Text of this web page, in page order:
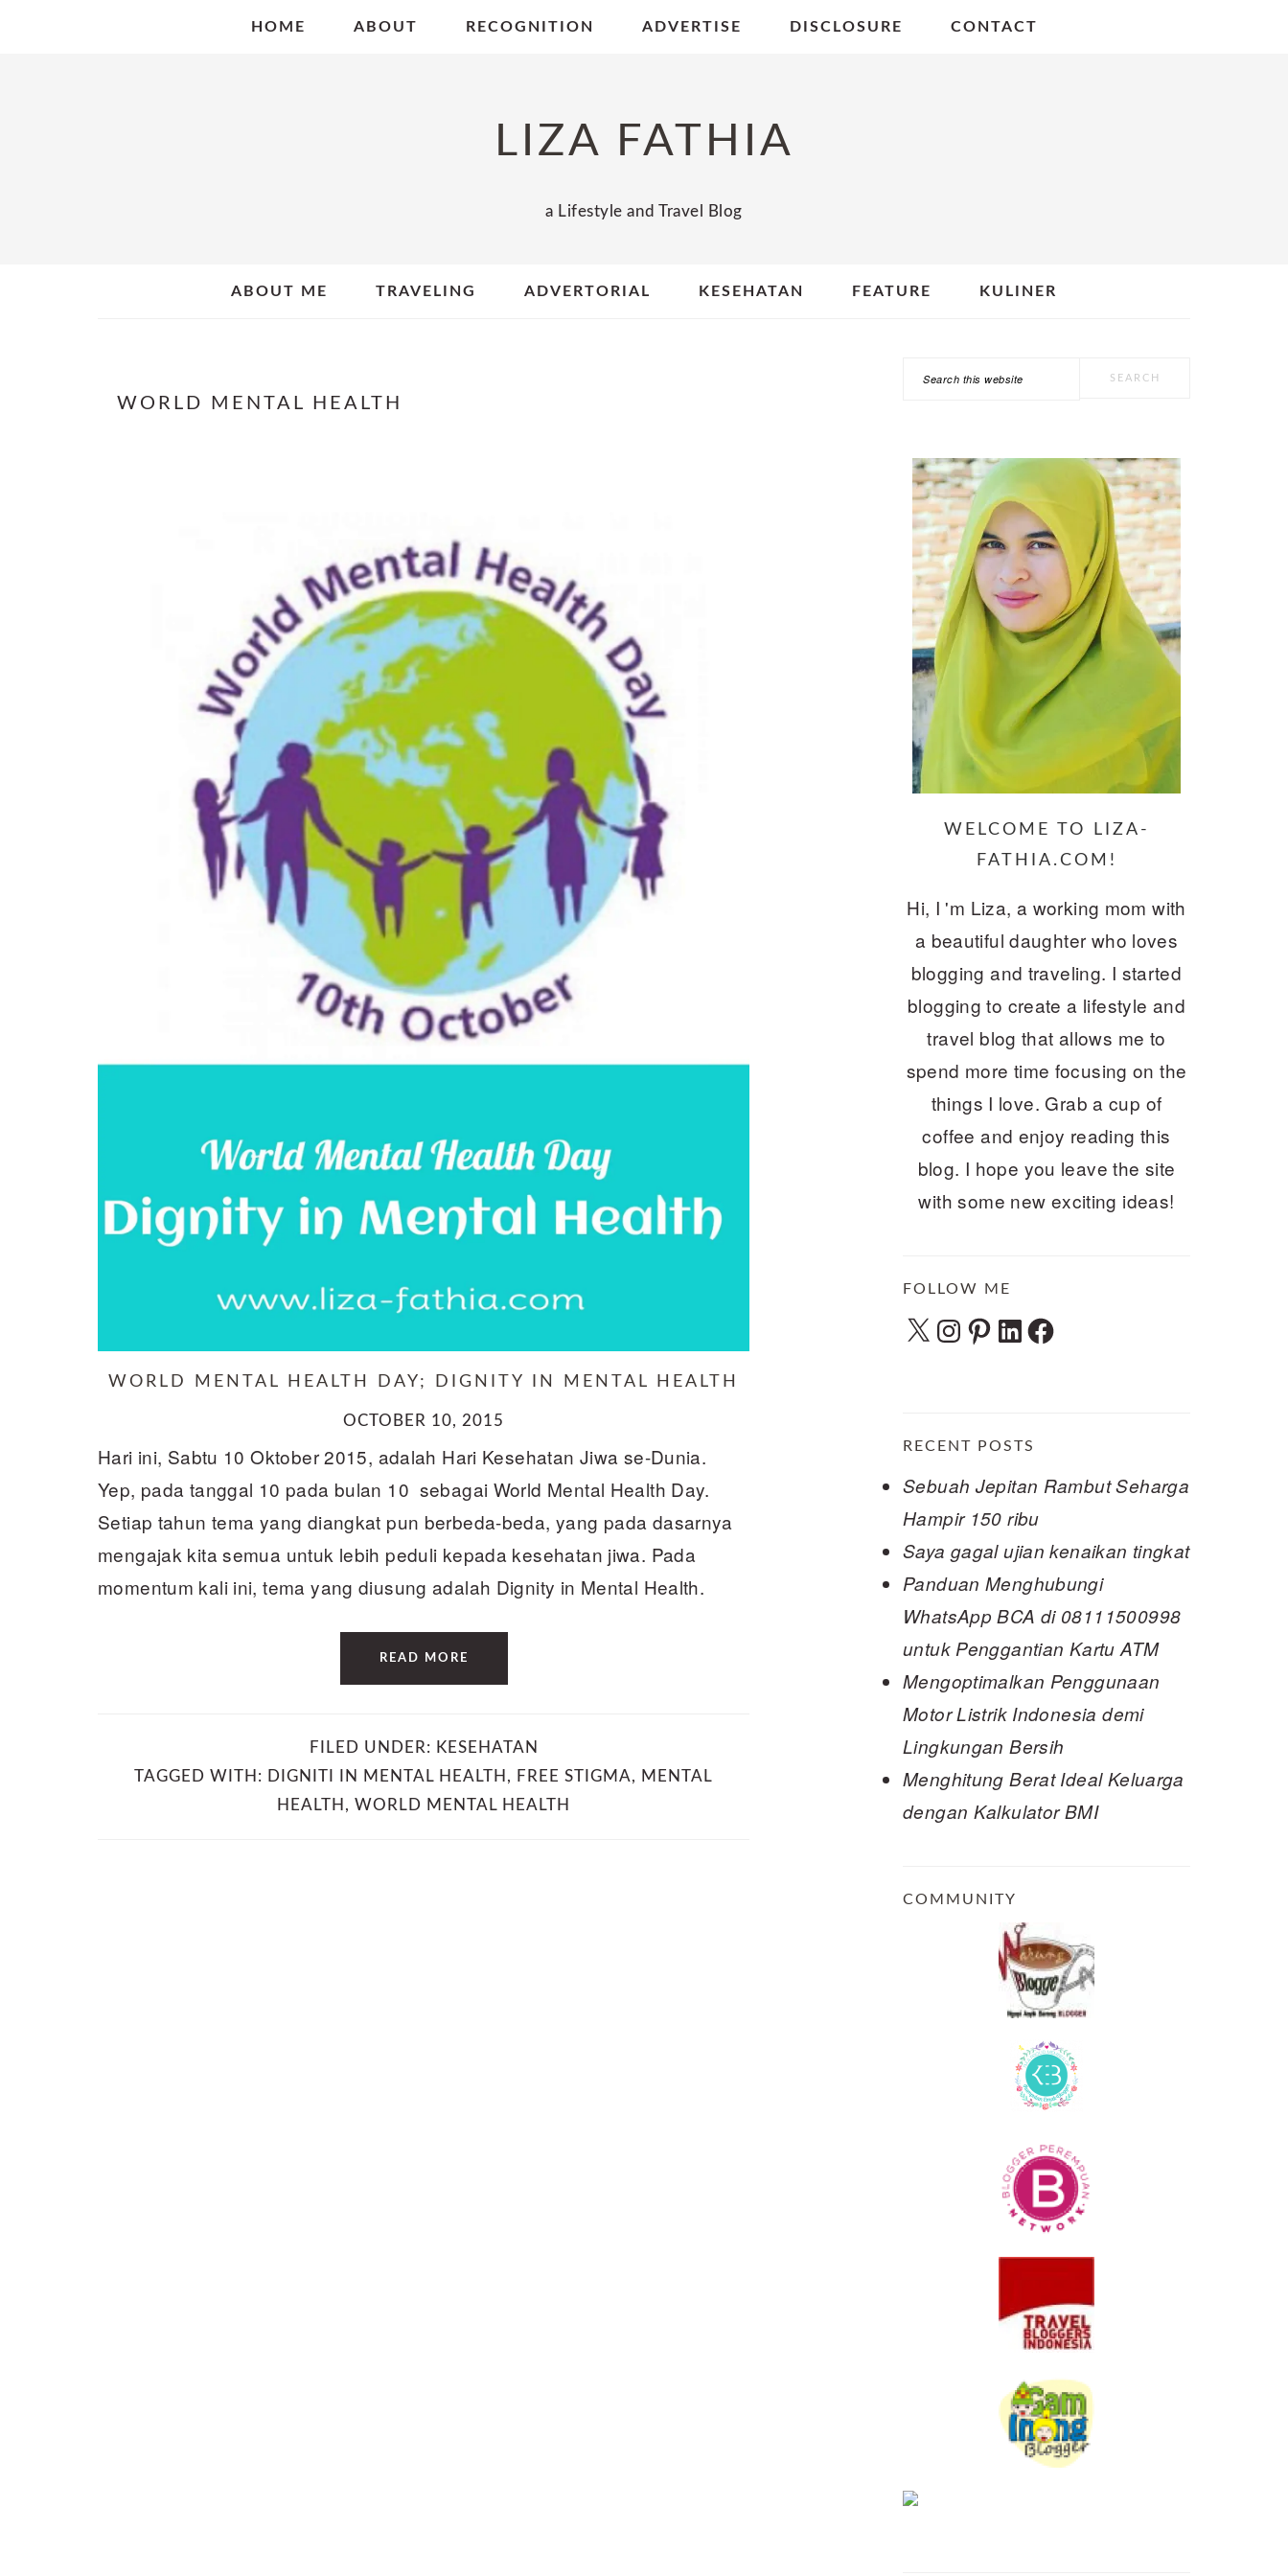
HOME ABOUT RECOGNITION ADVERTISE DISCLOSURE CONTACT
LIZA FATHIA
a Lifestyle and Travel Blog
ABOUT ME TRAVELING ADVERTORIAL KESEHATAN FEATURE KULINER
WORLD MENTAL HEALTH
WORLD MENTAL HEALTH DAY; DIGNITY IN MENTAL HEALTH
OCTOBER 10, 2015
Hari ini, Sabtu 10 Oktober 2015, adalah Hari Kesehatan Jiwa se-Dunia.
Yep, pada tanggal 10 pada bulan 10 sebagai World Mental Health Day.
Setiap tahun tema yang diangkat pun berbeda-beda, yang pada dasarnya
mengajak kita semua untuk lebih peduli kepada kesehatan jiwa. Pada
momentum kali ini, tema yang diusung adalah Dignity in Mental Health.
READ MORE
FILED UNDER: KESEHATAN
TAGGED WITH: DIGNITI IN MENTAL HEALTH , FREE STIGMA, MENTAL
HEALTH , WORLD MENTAL HEALTH
PRIMARY
Search
WELCOME TO LIZA-
FATHIA.COM!
Hi, I 'm Liza, a working mom with
a beautiful daughter who loves
blogging and traveling. I started
blogging to create a lifestyle and
travel blog that allows me to
spend more time focusing on the
things I love. Grab a cup of
coffee and enjoy reading this
blog. I hope you leave the site
with some new exciting ideas!
FOLLOW ME
X Instagram
Pinterest
LinkedInFacebook
RECENT POSTS
Sebuah Jepitan Rambut Seharga
Hampir 150 ribu
Saya gagal ujian kenaikan tingkat
Panduan Menghubungi
WhatsApp BCA di 08111500998
untuk Penggantian Kartu ATM
Mengoptimalkan Penggunaan
Motor Listrik Indonesia demi
Lingkungan Bersih
Menghitung Berat Ideal Keluarga
dengan Kalkulator BMI
COMMUNITY